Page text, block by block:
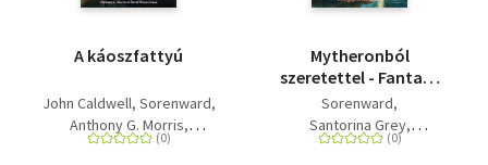
A káoszfattyú
John Caldwell Sorenward
Anthony G. Morris
Winter, David
Mytheronból
szeretettel - Fantasy
antológia
Sorenward
Santorina Grey
Székelyhidi Zsolt